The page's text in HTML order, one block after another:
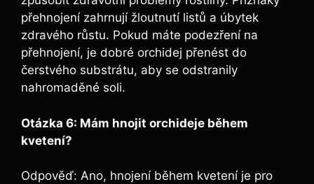
přehnojení zahrnují žloutnutí listů a ⁤úbytek
zdravého růstu. Pokud máte podezření⁢ na
⁣přehnojení,⁢ je dobré orchidej ​přenést do
čerstvého substrátu, ‌aby se odstranily
nahromaděné⁤ soli.
Otázka 6: Mám hnojit orchideje ‍během
‍kvetení?
Odpověď: Ano, hnojení během kvetení je pro